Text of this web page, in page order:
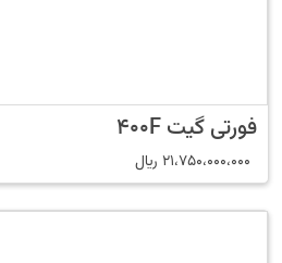
فورتی گیت 400F
21،750،000،000 ﷼